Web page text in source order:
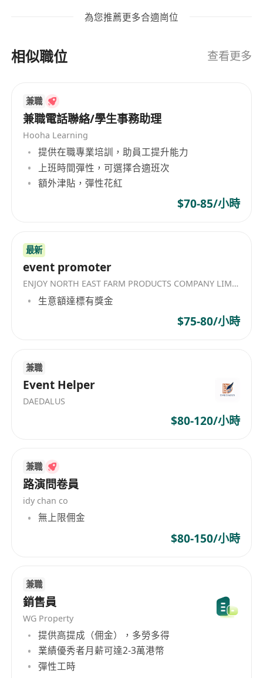
1.本科及以上相關學歷、有同行業工作經歷者優
Cloud、LPL（專線服務）和其他通信經驗者優先；
3.戰略性強，積極主動且自我激勵，出色的溝通、
人際交往和演講技巧；
4.粵語、普通話流利，英語能作為工作語言優先；
6.具有更多行業經驗的候選人可被視為高級職位。
公司福利：
4.醫療保險（BUPA）：住院及外科、臨床、產科、
牙科、眼科等保險；
Salary package: basis salary(negotiable) + target
respective segments. eg. FSI, ICT, MNC and
Enterprises.
2.Develop new business for channel
3.Prepare sales reports and forecast business
trend to achieve budgeted sales objectives.
We're Looking For:
1.Bachelor’s degree or related disciplines.
IDC, Cloud, IEPL and other communications
knowledge is preferred.
3.Strategic, proactive & self-motivated.
Excellent communication, interpersonal and
presentation skills.
4.Good command of both spoken and written
為您推薦更多合適崗位
相似職位 查看更多
兼職
兼職電話聯絡/學生事務助理
Hooha Learning
提供在職專業培訓，助員工提升能力
上班時間彈性，可選擇合適班次
額外津貼，彈性花紅
$70-85/小時
最新
event promoter
ENJOY NORTH EAST FARM PRODUCTS COMPANY LIMITED
生意額達標有獎金
$75-80/小時
兼職
Event Helper
DAEDALUS
$80-120/小時
兼職
路演問卷員
idy chan co
無上限佣金
$80-150/小時
兼職
銷售員
WG Property
提供高提成（佣金），多勞多得
業績優秀者月薪可達2-3萬港幣
彈性工時